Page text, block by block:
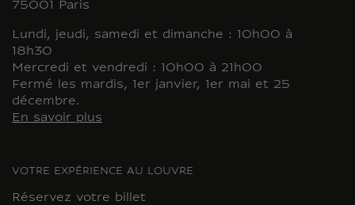
75001 Paris
Lundi, jeudi, samedi et dimanche : 10h00 à
18h30
Mercredi et vendredi : 10h00 à 21h00
Fermé les mardis, 1er janvier, 1er mai et 25
décembre.
En savoir plus
VOTRE EXPÉRIENCE AU LOUVRE
Réservez votre billet